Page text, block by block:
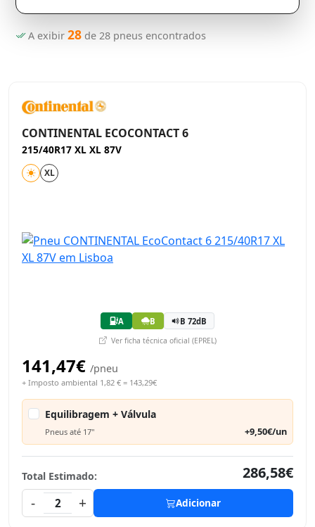
A exibir 28 de 28 pneus encontrados
CONTINENTAL ECOCONTACT 6
215/40R17 XL XL 87V
XL
A B B 72dB
Ver ficha técnica oficial (EPREL)
141,47€ /pneu
+ Imposto ambiental 1,82 € = 143,29€
Equilibragem + Válvula
Pneus até 17" +9,50€/un
Total Estimado:
286,58€
-
2 + Adicionar